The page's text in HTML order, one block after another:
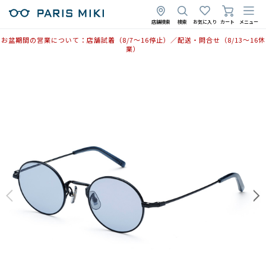
店舗検索 検索 お気に入り カート メニュー
お盆期間の営業について：店舗試着（8/7〜16停止）／配送・問合せ（8/13〜16休
業）